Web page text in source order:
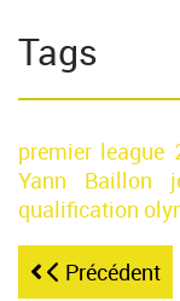
Tags
premier league
Yann Baillon
qualification
Précédent